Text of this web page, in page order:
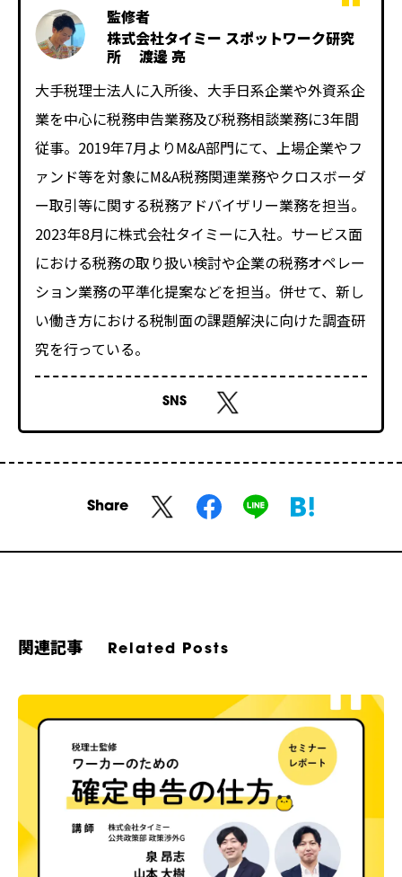
監修者
株式会社タイミー スポットワーク研究
所 渡邊 亮
SNS
大手税理士法人に入所後、大手日系企業や外資系企
業を中心に税務申告業務及び税務相談業務に3年間
従事。2019年7月よりM&A部門にて、上場企業やフ
ァンド等を対象にM&A税務関連業務やクロスボーダ
ー取引等に関する税務アドバイザリー業務を担当。
2023年8月に株式会社タイミーに入社。サービス面
における税務の取り扱い検討や企業の税務オペレー
ション業務の平準化提案などを担当。併せて、新し
い働き方における税制面の課題解決に向けた調査研
究を行っている。
Share
関連記事 Related Posts